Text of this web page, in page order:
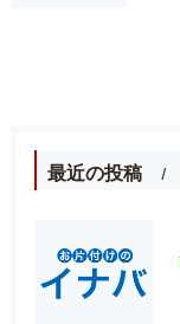
最近の投稿